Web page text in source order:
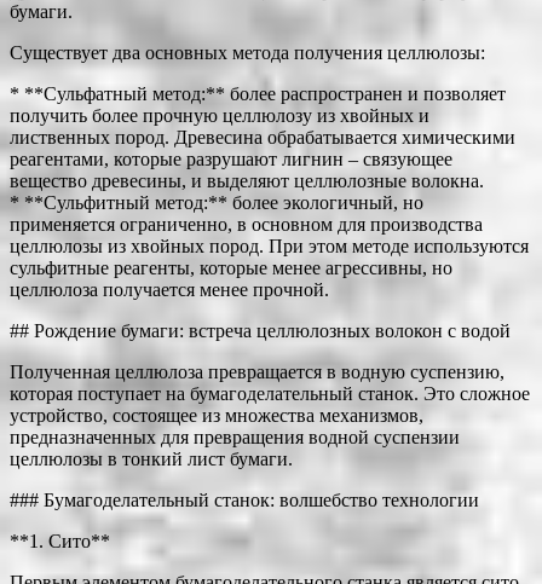
бумаги.
Существует два основных метода получения целлюлозы:
* **Сульфатный метод:** более распространен и позволяет
получить более прочную целлюлозу из хвойных и
лиственных пород. Древесина обрабатывается химическими
реагентами, которые разрушают лигнин – связующее
вещество древесины, и выделяют целлюлозные волокна.
* **Сульфитный метод:** более экологичный, но
применяется ограниченно, в основном для производства
целлюлозы из хвойных пород. При этом методе используются
сульфитные реагенты, которые менее агрессивны, но
целлюлоза получается менее прочной.
## Рождение бумаги: встреча целлюлозных волокон с водой
Полученная целлюлоза превращается в водную суспензию,
которая поступает на бумагоделательный станок. Это сложное
устройство, состоящее из множества механизмов,
предназначенных для превращения водной суспензии
целлюлозы в тонкий лист бумаги.
### Бумагоделательный станок: волшебство технологии
**1. Сито**